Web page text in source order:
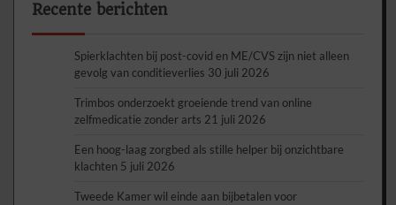
Recente berichten
Spierklachten bij post-covid en ME/CVS zijn niet alleen
gevolg van conditieverlies 30 juli 2026
Trimbos onderzoekt groeiende trend van online
zelfmedicatie zonder arts 21 juli 2026
Een hoog-laag zorgbed als stille helper bij onzichtbare
klachten 5 juli 2026
Tweede Kamer wil einde aan bijbetalen voor